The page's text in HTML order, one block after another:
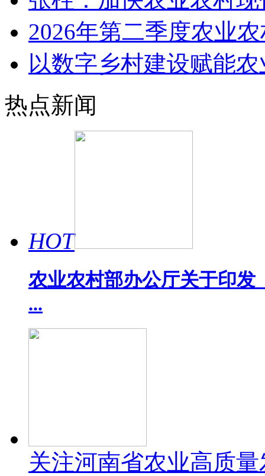
2026年第二季度农业
以数字乡村建设赋能
热点新闻
HOT
农业农村部办公厅关于印发
...
关注河南省农业高质